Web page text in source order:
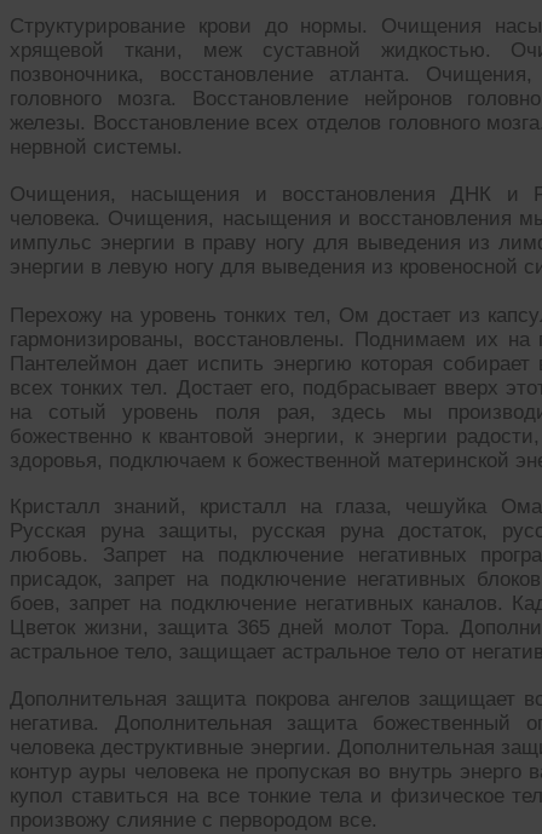
Структурирование крови до нормы. Очищения
хрящевой ткани, меж суставной жидкостью.
позвоночника, восстановление атланта.
головного мозга. Восстановление нейронов
железы. Восстановление всех отделов головного
нервной системы.
Очищения, насыщения и восстановления ДНК и
человека. Очищения, насыщения и восстановления
импульс энергии в праву ногу для выведения из
энергии в левую ногу для выведения из кровеносной
Перехожу на уровень тонких тел, Ом достает из
гармонизированы, восстановлены. Поднимаем их
Пантелеймон дает испить энергию которая
всех тонких тел. Достает его, подбрасывает вверх
на сотый уровень поля рая, здесь мы
божественно к квантовой энергии, к энергии
здоровья, подключаем к божественной материнской
Кристалл знаний, кристалл на глаза, чешуйка
Русская руна защиты, русская руна достаток,
любовь. Запрет на подключение негативных
присадок, запрет на подключение негативных
боев, запрет на подключение негативных каналов.
Цветок жизни, защита 365 дней молот Тора.
астральное тело, защищает астральное тело от
Дополнительная защита покрова ангелов защищает
негатива. Дополнительная защита божественный
человека деструктивные энергии. Дополнительная
контур ауры человека не пропуская во внутрь
купол ставиться на все тонкие тела и физическое
произвожу слияние с первородом все.